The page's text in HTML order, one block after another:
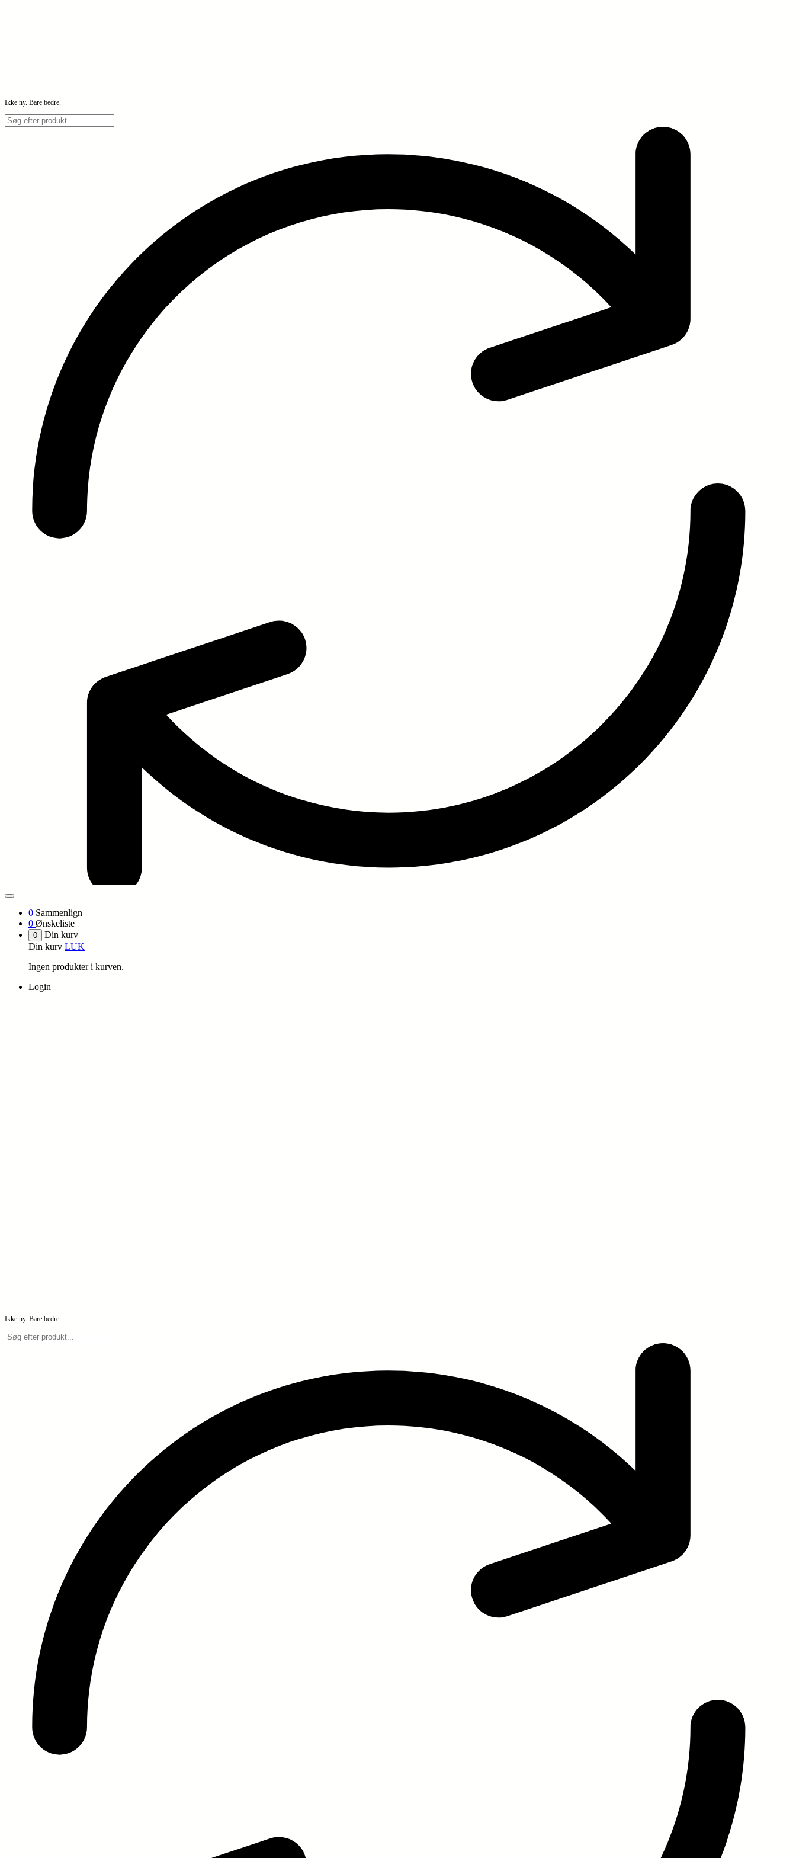
Ikke ny. Bare bedre.
0 Sammenlign
0 Ønskeliste
0
Din kurv
Din kurv LUK
Ingen produkter i kurven.
Login
Ikke ny. Bare bedre.